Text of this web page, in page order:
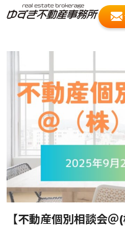
【不動産個別相談会